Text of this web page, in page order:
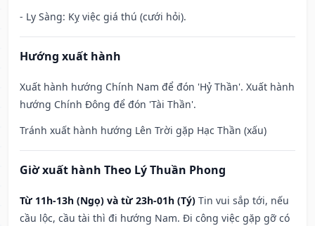
- Ly Sàng: Kỵ việc giá thú (cưới hỏi).
Hướng xuất hành
Xuất hành hướng Chính Nam để đón 'Hỷ Thần'. Xuất hành
hướng Chính Đông để đón 'Tài Thần'.
Tránh xuất hành hướng Lên Trời gặp Hạc Thần (xấu)
Giờ xuất hành Theo Lý Thuần Phong
Từ 11h-13h (Ngọ) và từ 23h-01h (Tý) Tin vui sắp tới, nếu
cầu lộc, cầu tài thì đi hướng Nam. Đi công việc gặp gỡ có